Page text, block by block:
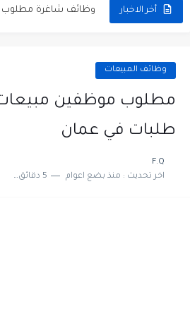
أخر الاخبار
وظائف المبيعات
مطلوب موظفين
طلبات في عمان
F.Q
اخر تحديث : منذ بضع اعوام 5 دقائق للقراءة